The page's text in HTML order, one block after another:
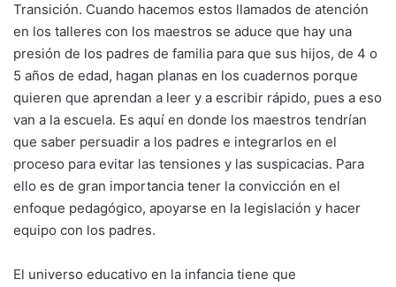
Transición. Cuando hacemos estos llamados de atención
en los talleres con los maestros se aduce que hay una
presión de los padres de familia para que sus hijos, de 4 o
5 años de edad, hagan planas en los cuadernos porque
quieren que aprendan a leer y a escribir rápido, pues a eso
van a la escuela. Es aquí en donde los maestros tendrían
que saber persuadir a los padres e integrarlos en el
proceso para evitar las tensiones y las suspicacias. Para
ello es de gran importancia tener la convicción en el
enfoque pedagógico, apoyarse en la legislación y hacer
equipo con los padres.
El universo educativo en la infancia tiene que